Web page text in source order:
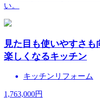
い。
見た目も使いやすさ
楽しくなるキッチン
キッチンリフォーム
1,763,000円